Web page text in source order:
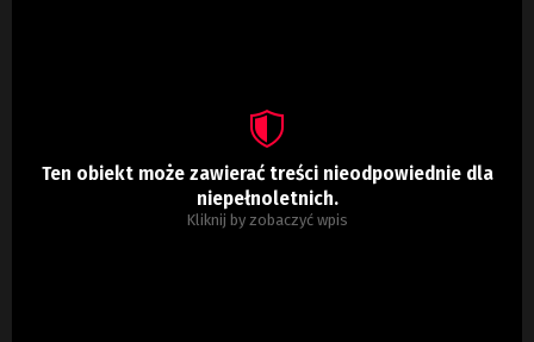
Ten obiekt może zawierać treści nieodpowiednie dla
niepełnoletnich.
Kliknij by zobaczyć wpis